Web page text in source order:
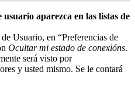
aparezca en las listas de
Usuario, en “Preferencias de
Ocultar mi estado de conexións.
será visto por
y usted mismo. Se le contará